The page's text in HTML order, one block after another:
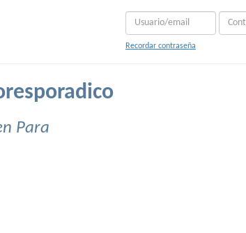
Recordar contraseña
Para